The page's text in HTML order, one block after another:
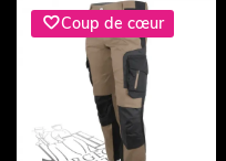
Coup de cœur